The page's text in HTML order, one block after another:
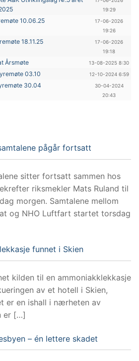
19:29
10.06.25
17-06-2026
19:26
18.11.25
17-06-2026
19:18
Årsmøte 13-08-2025 8:30
03.10 12-10-2024 6:59
30.04
30-04-2024
20:43
pågår fortsatt
sitter fortsatt sammen hos
riksmekler Mats Ruland til
morgen. Samtalene mellom
og NHO Luftfart startet torsdag
funnet i Skien
kilden til en ammoniakklekkasje
av et hotell i Skien,
er en ishall i nærheten av
er […]
– én lettere skadet